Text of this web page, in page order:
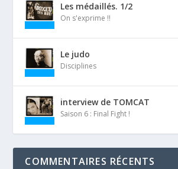
Les médaillés. 1/2
On s'exprime !!
Le judo
Disciplines
interview de TOMCAT
Saison 6 : Final Fight !
COMMENTAIRES RÉCENTS